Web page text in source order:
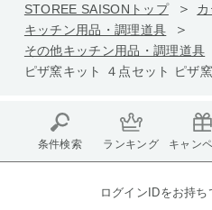
STOREE SAISONトップ カ
キッチン用品・調理道具
その他キッチン用品・調理道具
ピザ窯キット ４点セット ピザ
条件検索 ランキング キャン
ログインIDをお持